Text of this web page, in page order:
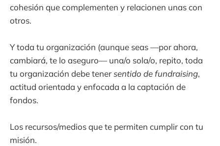
cohesión que complementen y relacionen unas con
otros.
Y toda tu organización (aunque seas —por ahora,
cambiará, te lo aseguro— una/o sola/o, repito, toda
tu organización debe tenersentido de fundraising,
actitud orientada y enfocada a la captación de
fondos.
Los recursos/medios que te permiten cumplir con tu
misión.